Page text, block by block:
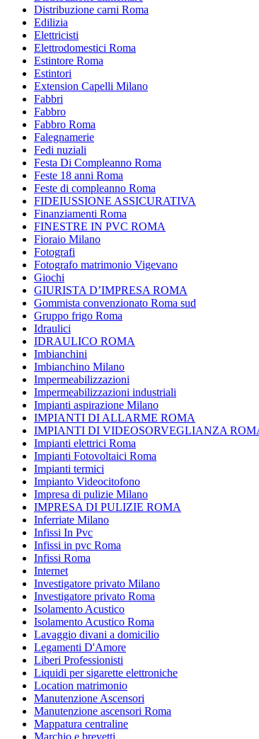
Distribuzione carni Roma
Edilizia
Elettricisti
Elettrodomestici Roma
Estintore Roma
Estintori
Extension Capelli Milano
Fabbri
Fabbro
Fabbro Roma
Falegnamerie
Fedi nuziali
Festa Di Compleanno Roma
Feste 18 anni Roma
Feste di compleanno Roma
FIDEIUSSIONE ASSICURATIVA
Finanziamenti Roma
FINESTRE IN PVC ROMA
Fioraio Milano
Fotografi
Fotografo matrimonio Vigevano
Giochi
GIURISTA D’IMPRESA ROMA
Gommista convenzionato Roma sud
Gruppo frigo Roma
Idraulici
IDRAULICO ROMA
Imbianchini
Imbianchino Milano
Impermeabilizzazioni
Impermeabilizzazioni industriali
Impianti aspirazione Milano
IMPIANTI DI ALLARME ROMA
IMPIANTI DI VIDEOSORVEGLIANZA
Impianti elettrici Roma
Impianti Fotovoltaici Roma
Impianti termici
Impianto Videocitofono
Impresa di pulizie Milano
IMPRESA DI PULIZIE ROMA
Inferriate Milano
Infissi In Pvc
Infissi in pvc Roma
Infissi Roma
Internet
Investigatore privato Milano
Investigatore privato Roma
Isolamento Acustico
Isolamento Acustico Roma
Lavaggio divani a domicilio
Legamenti D'Amore
Liberi Professionisti
Liquidi per sigarette elettroniche
Location matrimonio
Manutenzione Ascensori
Manutenzione ascensori Roma
Mappatura centraline
Marchio e brevetti